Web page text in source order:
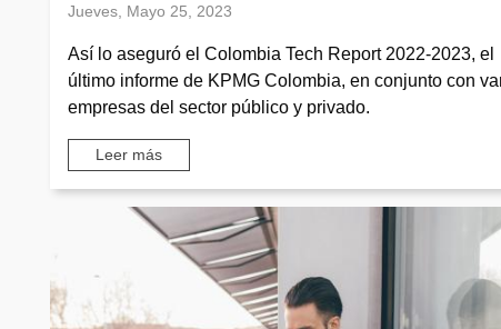
Jueves, Mayo 25, 2023
Así lo aseguró el Colombia Tech Report 2022-2023, el
último informe de KPMG Colombia, en conjunto con
empresas del sector público y privado.
Leer más